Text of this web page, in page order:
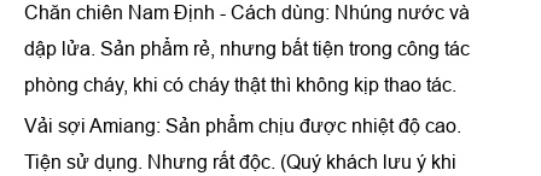
Chăn chiên Nam Định - Cách dùng: Nhúng nước và
dập lửa. Sản phẩm rẻ, nhưng bất tiện trong công tác
phòng cháy, khi có cháy thật thì không kịp thao tác.
Vải sợi Amiang: Sản phẩm chịu được nhiệt độ cao.
Tiện sử dụng. Nhưng rất độc. (Quý khách lưu ý khi